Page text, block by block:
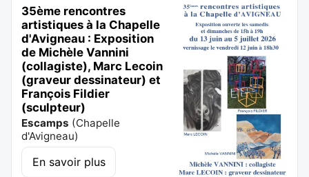
35ème rencontres
artistiques à la Chapelle
d'Avigneau : Exposition
de Michèle Vannini
(collagiste), Marc Lecoin
(graveur dessinateur) et
François Fildier
(sculpteur)
Escamps (Chapelle
d'Avigneau)
En savoir plus